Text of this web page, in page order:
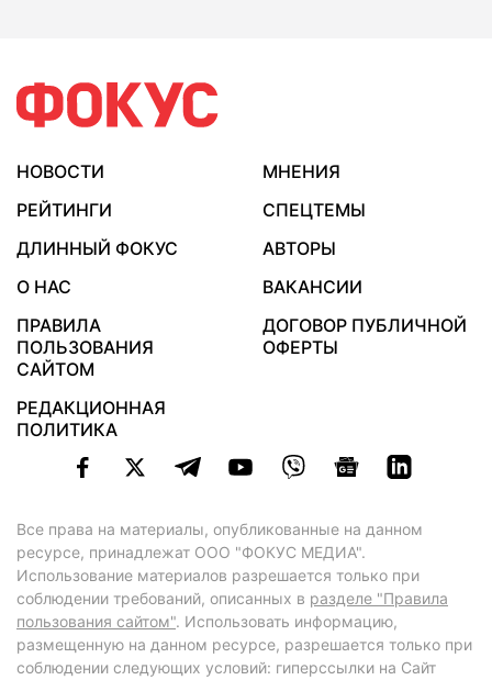
НОВОСТИ
МНЕНИЯ
РЕЙТИНГИ
СПЕЦТЕМЫ
ДЛИННЫЙ ФОКУС
АВТОРЫ
О НАС
ВАКАНСИИ
ПРАВИЛА
ПОЛЬЗОВАНИЯ
САЙТОМ
ДОГОВОР ПУБЛИЧНОЙ
ОФЕРТЫ
РЕДАКЦИОННАЯ
ПОЛИТИКА
Все права на материалы, опубликованные на данном
ресурсе, принадлежат ООО "ФОКУС МЕДИА".
Использование материалов разрешается только при
соблюдении требований, описанных в разделе "Правила
пользования сайтом". Использовать информацию,
размещенную на данном ресурсе, разрешается только при
соблюдении следующих условий: гиперссылки на Сайт